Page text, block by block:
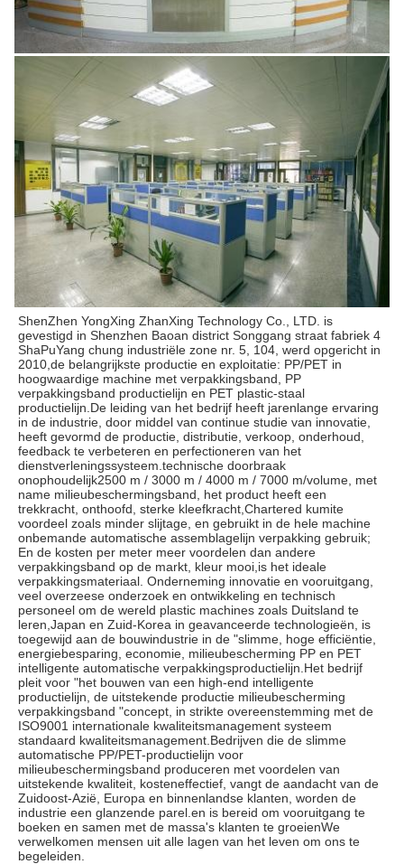
ShenZhen YongXing ZhanXing Technology Co., LTD. is
gevestigd in Shenzhen Baoan district Songgang straat fabriek 4
ShaPuYang chung industriële zone nr. 5, 104, werd opgericht in
2010,de belangrijkste productie en exploitatie: PP/PET in
hoogwaardige machine met verpakkingsband, PP
verpakkingsband productielijn en PET plastic-staal
productielijn.De leiding van het bedrijf heeft jarenlange ervaring
in de industrie, door middel van continue studie van innovatie,
heeft gevormd de productie, distributie, verkoop, onderhoud,
feedback te verbeteren en perfectioneren van het
dienstverleningssysteem.technische doorbraak
onophoudelijk2500 m / 3000 m / 4000 m / 7000 m/volume, met
name milieubeschermingsband, het product heeft een
trekkracht, onthoofd, sterke kleefkracht,Chartered kumite
voordeel zoals minder slijtage, en gebruikt in de hele machine
onbemande automatische assemblagelijn verpakking gebruik;
En de kosten per meter meer voordelen dan andere
verpakkingsband op de markt, kleur mooi,is het ideale
verpakkingsmateriaal. Onderneming innovatie en vooruitgang,
veel overzeese onderzoek en ontwikkeling en technisch
personeel om de wereld plastic machines zoals Duitsland te
leren,Japan en Zuid-Korea in geavanceerde technologieën, is
toegewijd aan de bouwindustrie in de "slimme, hoge efficiëntie,
energiebesparing, economie, milieubescherming PP en PET
intelligente automatische verpakkingsproductielijn.Het bedrijf
pleit voor "het bouwen van een high-end intelligente
productielijn, de uitstekende productie milieubescherming
verpakkingsband "concept, in strikte overeenstemming met de
ISO9001 internationale kwaliteitsmanagement systeem
standaard kwaliteitsmanagement.Bedrijven die de slimme
automatische PP/PET-productielijn voor
milieubeschermingsband produceren met voordelen van
uitstekende kwaliteit, kosteneffectief, vangt de aandacht van de
Zuidoost-Azië, Europa en binnenlandse klanten, worden de
industrie een glanzende parel.en is bereid om vooruitgang te
boeken en samen met de massa's klanten te groeienWe
verwelkomen mensen uit alle lagen van het leven om ons te
begeleiden.